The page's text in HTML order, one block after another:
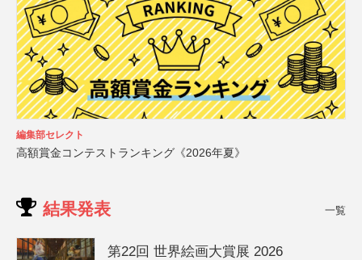
編集部セレクト
高額賞金コンテストランキング《2026年夏》
結果発表 一覧
第22回 世界絵画大賞展 2026